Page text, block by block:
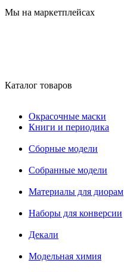
Мы на маркетплейсах
Каталог товаров
Окрасочные маски
Книги и периодика
Сборные модели
Собранные модели
Материалы для диорам
Наборы для конверсии
Декали
Модельная химия